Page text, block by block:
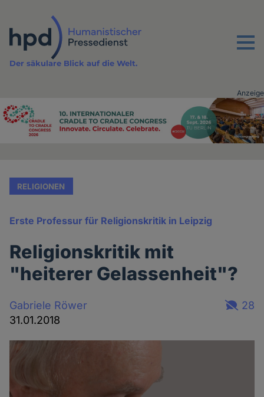
Inhalt
Menu
Der säkulare Blick auf die Welt.
Advertising
Anzeige
RELIGIONEN
Erste Professur für Religionskritik in Leipzig
Religionskritik mit
"heiterer Gelassenheit"?
Gabriele Röwer
31.01.2018
28